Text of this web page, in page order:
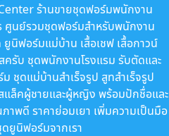
ร้านขายชุดฟอร์มพนักงาน
ศูนย์รวมชุดฟอร์มสำหรับพนักงาน
ยูนิฟอร์มแม่บ้าน เสื้อเชฟ เสื้อกาวน์
ครับ ชุดพนักงานโรงแรม รับตัดและ
ชุดแม่บ้านสำเร็จรูป สูทสำเร็จรูป
แล็คผู้ชายและผู้หญิง พร้อมปักชื่อและ
าพดี ราคาย่อมเยา เพิ่มความเป็นมือ
ยูนิฟอร์มจากเรา